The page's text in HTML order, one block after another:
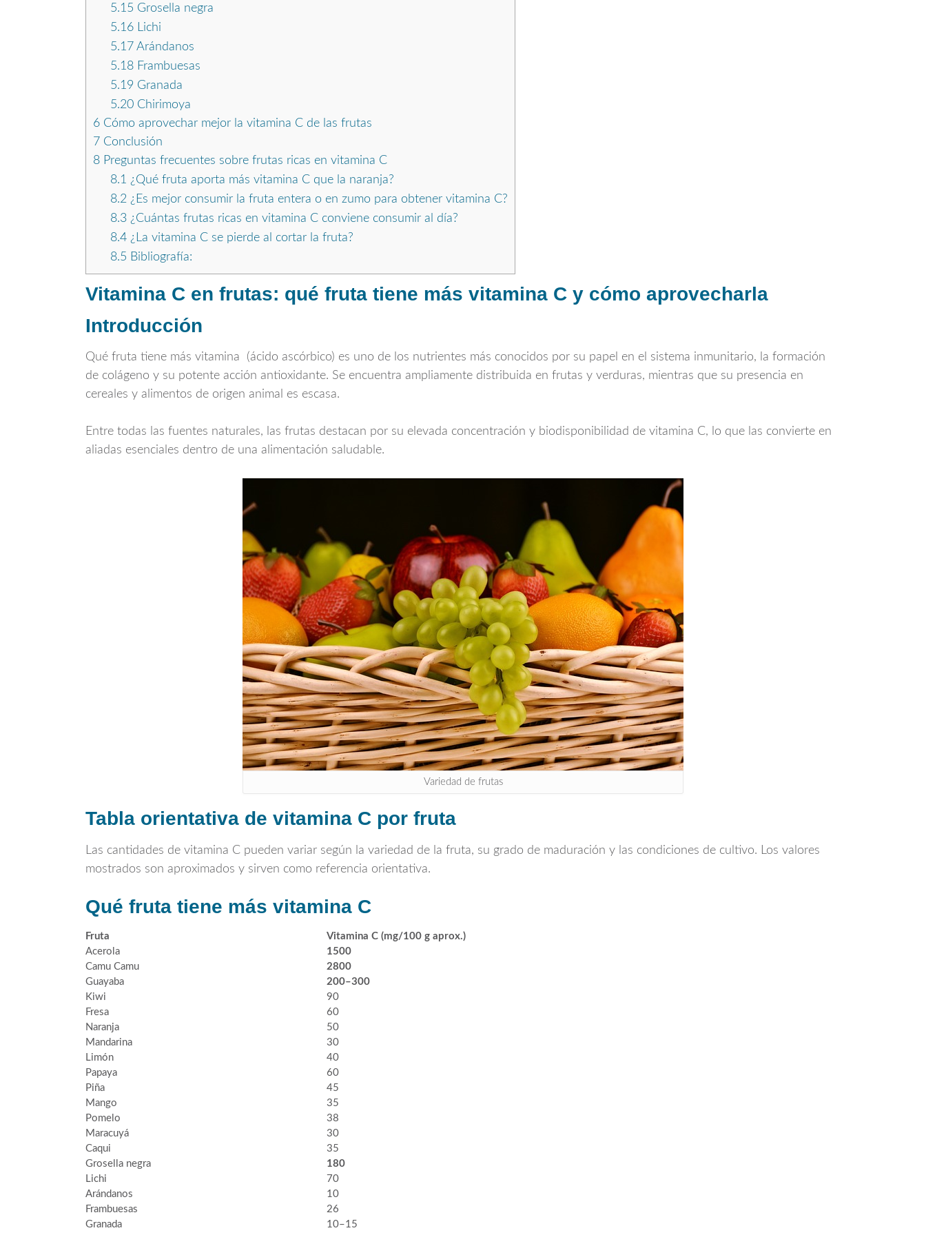
5.15 Grosella negra
5.16Lichi
5.17Arándanos
5.18Frambuesas
5.19 Granada
5.20Chirimoya
6 Cómo aprovechar mejor la vitamina C de las frutas
7 Conclusión
8 Preguntas frecuentes sobre frutas ricas en vitamina C
8.1 ¿Qué fruta aporta más vitamina C que la naranja?
8.2 ¿Es mejor consumir la fruta entera o en zumo para obtener vitamina C?
8.3¿Cuántas frutas ricas en vitamina C conviene consumir al día?
8.4¿La vitamina C se pierde al cortar la fruta?
8.5 Bibliografía:
Vitamina C en frutas: qué fruta tiene más vitamina C y cómo aprovecharla
Introducción
Qué fruta tiene más vitamina (ácido ascórbico) es uno de los nutrientes más conocidos por su papel en el sistema inmunitario, la formación
de colágeno y su potente acción antioxidante. Se encuentra ampliamente distribuida en frutas y verduras, mientras que su presencia en
cereales y alimentos de origen animal es escasa.
Entre todas las fuentes naturales, las frutas destacan por su elevada concentración y biodisponibilidad de vitamina C, lo que las convierte en
aliadas esenciales dentro de una alimentación saludable.
Variedad de frutas
Tabla orientativa de vitamina C por fruta
Las cantidades de vitamina C pueden variar según la variedad de la fruta, su grado de maduración y las condiciones de cultivo. Los valores
mostrados son aproximados y sirven como referencia orientativa.
Qué fruta tiene más vitamina C
Fruta
Vitamina C (mg/100 g aprox.)
Acerola
1500
Camu Camu
2800
Guayaba
200–300
Kiwi
90
Fresa
60
Naranja
50
Mandarina
30
Limón
40
Papaya
60
Piña
45
Mango
35
Pomelo
38
Maracuyá
30
Caqui
35
Grosella negra
180
Lichi
70
Arándanos
10
Frambuesas
26
Granada
10–15